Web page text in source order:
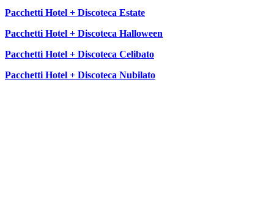
Pacchetti Hotel + Discoteca Estate
Pacchetti Hotel + Discoteca Halloween
Pacchetti Hotel + Discoteca Celibato
Pacchetti Hotel + Discoteca Nubilato